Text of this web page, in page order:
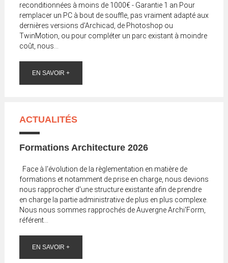
reconditionnées à moins de 1000€ - Garantie 1 an Pour
remplacer un PC à bout de souffle, pas vraiment adapté aux
dernières versions d'Archicad, de Photoshop ou
TwinMotion, ou pour compléter un parc existant à moindre
coût, nous...
EN SAVOIR +
ACTUALITÉS
Formations Architecture 2026
Face à l'évolution de la règlementation en matière de
formations et notamment de prise en charge, nous devions
nous rapprocher d'une structure existante afin de prendre
en charge la partie administrative de plus en plus complexe.
Nous nous sommes rapprochés de Auvergne Archi'Form,
référent...
EN SAVOIR +